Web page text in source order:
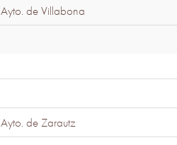
Ayto. de Villabona
Ayto. de Zarautz